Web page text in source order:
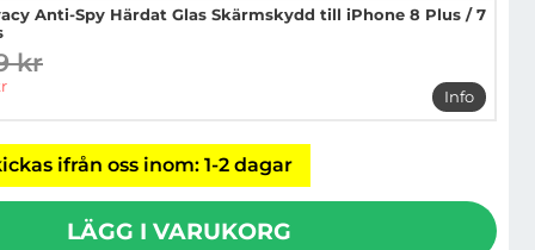
Anti-Spy Härdat Glas Skärmskydd till iPhone 8 Plus / 7
pris
kr
Info
mer info
ifrån oss inom: 1-2 dagar
LÄGG I VARUKORG